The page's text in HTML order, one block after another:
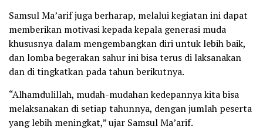
Samsul Ma’arif juga berharap, melalui kegiatan ini dapat
memberikan motivasi kepada kepala generasi muda
khususnya dalam mengembangkan diri untuk lebih baik,
dan lomba begerakan sahur ini bisa terus di laksanakan
dan di tingkatkan pada tahun berikutnya.
“Alhamdulillah, mudah-mudahan kedepannya kita bisa
melaksanakan di setiap tahunnya, dengan jumlah peserta
yang lebih meningkat,” ujar Samsul Ma’arif.